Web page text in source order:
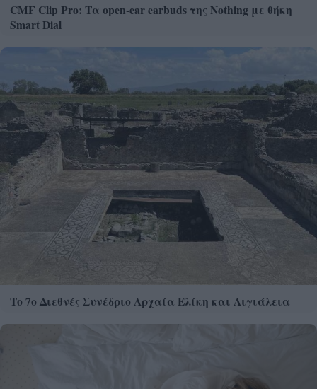
CMF Clip Pro: Τα open-ear earbuds της Nothing με θήκη
Smart Dial
Το 7ο Διεθνές Συνέδριο Αρχαία Ελίκη και Αιγιάλεια